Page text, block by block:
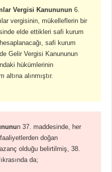
Vergisi Kanununun 6.
vergisinin, mükelleflerin bir
elde ettikleri safi kurum
safi kurum
Gelir Vergisi Kanununun
hükümlerinin
altına alınmıştır.
n 37. maddesinde, her
doğan
olduğu belirtilmiş, 38.
da;